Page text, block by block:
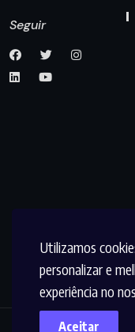
Utilizamos
personalizar e
experiência no
Aceitar
Seguir